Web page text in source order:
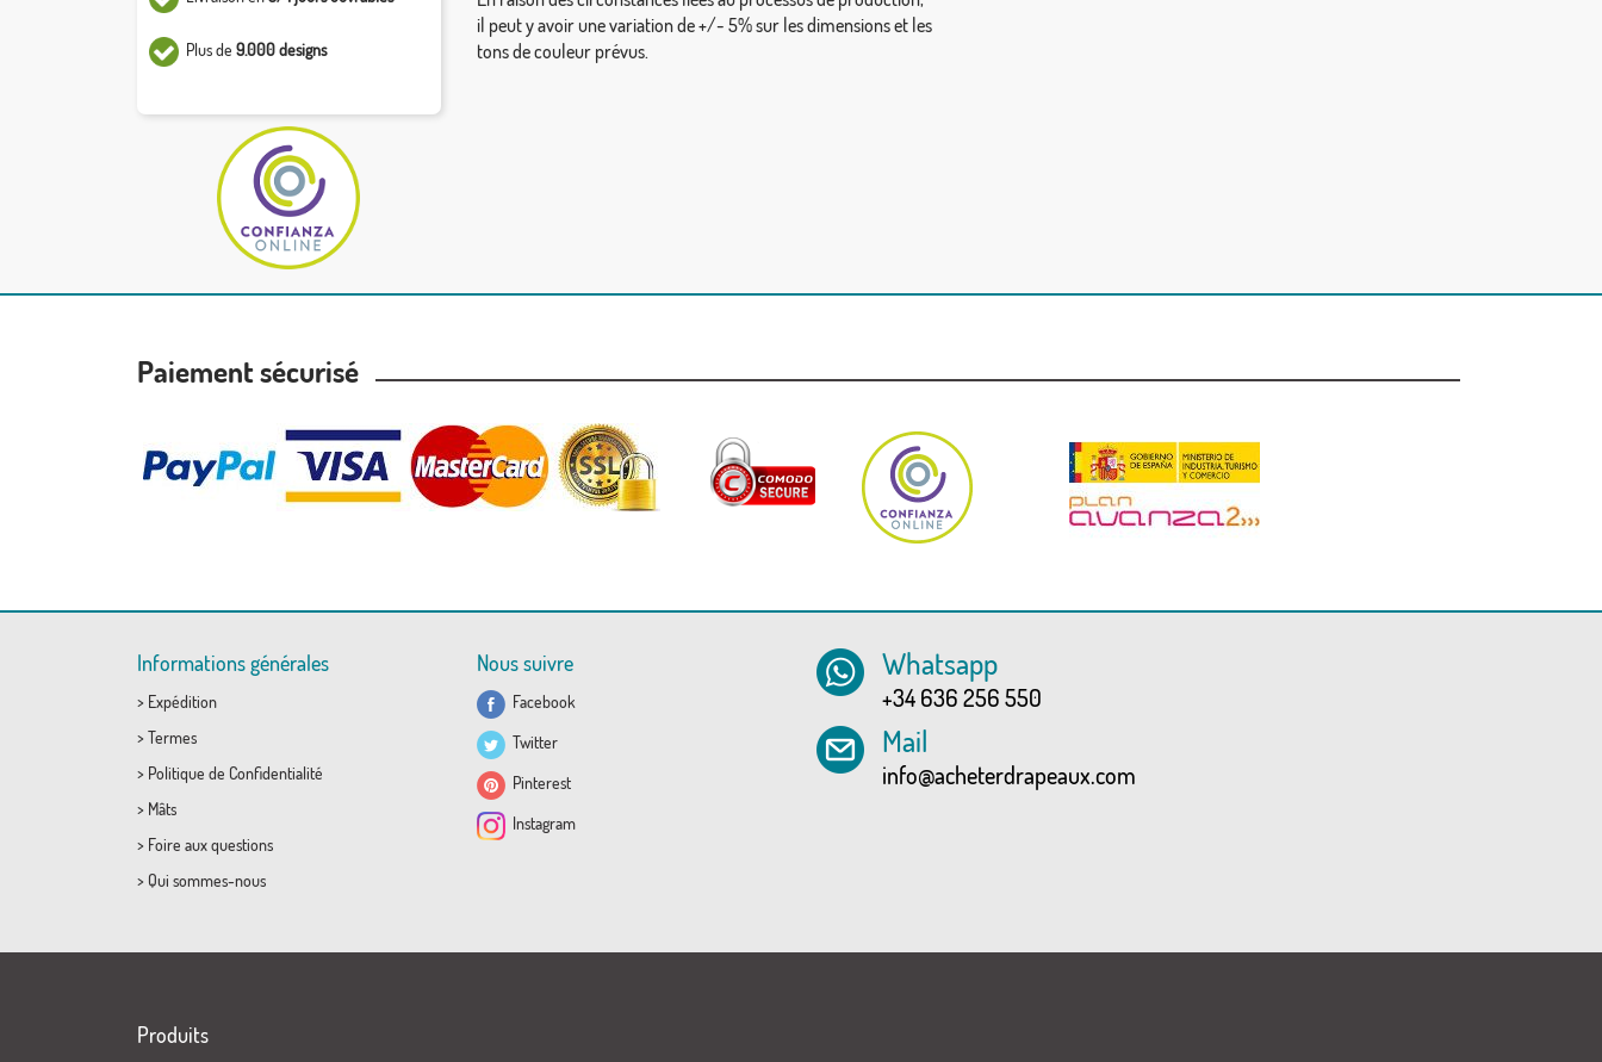
Plus de 9.000 designs
il peut y avoir une variation de +/- 5% sur les dimensions et les
tons de couleur prévus.
Paiement sécurisé
Informations générales
> Expédition
> Termes
> Politique de Confidentialité
> Mâts
> Foire aux questions
> Qui sommes-nous
Nous suivre
Facebook
Twitter
Pinterest
Instagram
Whatsapp
+34 636 256 550
Mail
info@acheterdrapeaux.com
Produits